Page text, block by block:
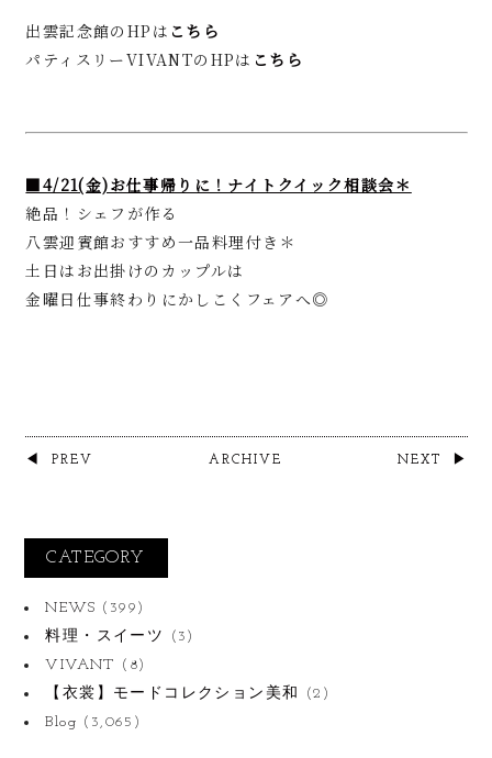
出雲記念館のHPは こちら
パティスリーVIVANTのHPは こちら
■4/21(金)お仕事帰りに！ナイトクイック相談会＊
絶品！シェフが作る
八雲迎賓館おすすめ一品料理付き＊
土日はお出掛けのカップルは
金曜日仕事終わりにかしこくフェアへ◎
PREV ARCHIVE NEXT
CATEGORY
NEWS (399)
料理・スイーツ
(3)
VIVANT (8)
【衣裳】モードコレクション美和
(2)
Blog (3,065)